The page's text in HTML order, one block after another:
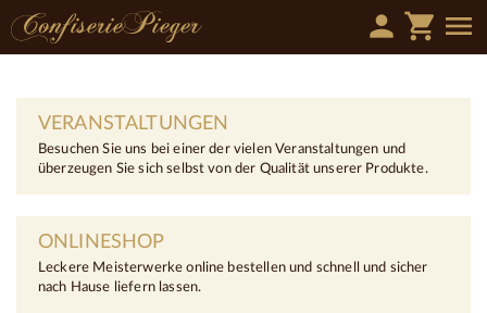
person shopping_cart menu
VERANSTALTUNGEN
Besuchen Sie uns bei einer der vielen Veranstaltungen und
überzeugen Sie sich selbst von der Qualität unserer Produkte.
ONLINESHOP
Leckere Meisterwerke online bestellen und schnell und sicher
nach Hause liefern lassen.